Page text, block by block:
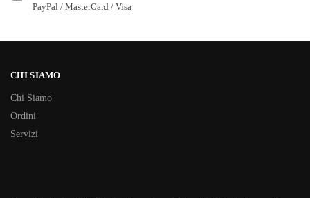
PayPal / MasterCard / Visa
CHI SIAMO
Chi Siamo
Ordini
Servizi